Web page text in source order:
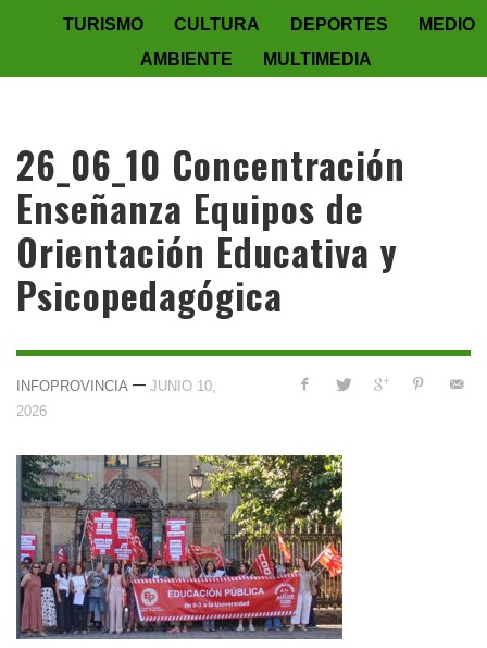
TURISMO
CULTURA DEPORTES
MEDIO
AMBIENTE
MULTIMEDIA
26_06_10 Concentración
Enseñanza Equipos de
Orientación Educativa y
Psicopedagógica
INFOPROVINCIA — JUNIO 10,
2026